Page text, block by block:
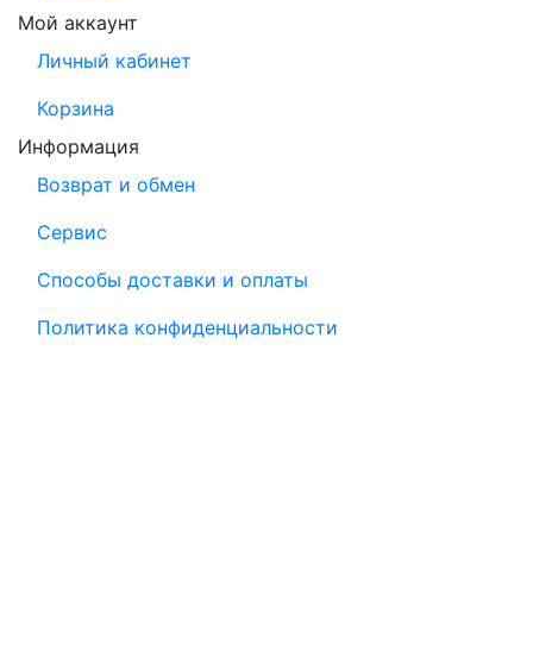
Мой аккаунт
Личный кабинет
Корзина
Информация
Возврат и обмен
Сервис
Способы доставки и оплаты
Политика конфиденциальности